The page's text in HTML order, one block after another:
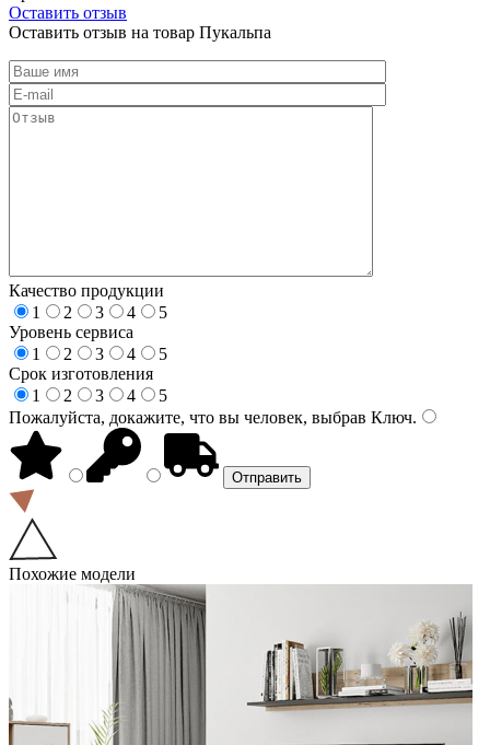
Оставить отзыв
Оставить отзыв на товар Пукальпа
Качество продукции
1
2 3 4
5
Уровень сервиса
1
2 3 4
5
Срок изготовления
1
2 3 4
5
Пожалуйста, докажите, что вы человек, выбрав Ключ.
Похожие модели